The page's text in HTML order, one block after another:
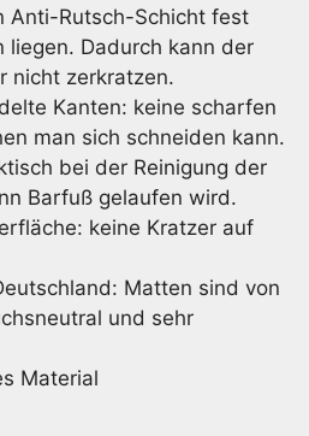
Anti-Rutsch-Schicht fest
liegen. Dadurch kann der
nicht zerkratzen.
Kanten: keine scharfen
man sich schneiden kann.
bei der Reinigung der
Barfuß gelaufen wird.
keine Kratzer auf
Matten sind von
und sehr
Material